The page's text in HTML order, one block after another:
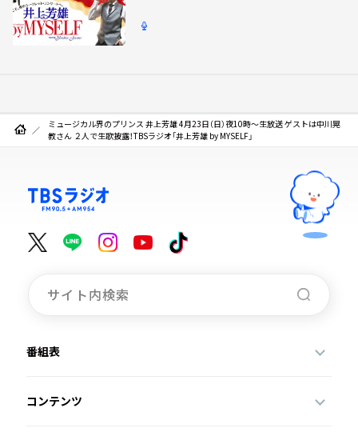
ミュージカル界のプリンス 井上芳雄 4月23日（日）夜10時～生放送 ゲストは中川晃
教さん ２人で生歌披露！TBSラジオ「井上芳雄 by MYSELF」
番組表
コンテンツ